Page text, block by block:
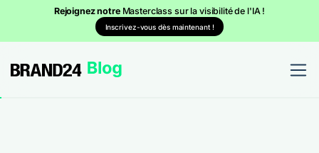
Rejoignez notre Masterclass sur la visibilité de l'IA !
Inscrivez-vous dès maintenant !